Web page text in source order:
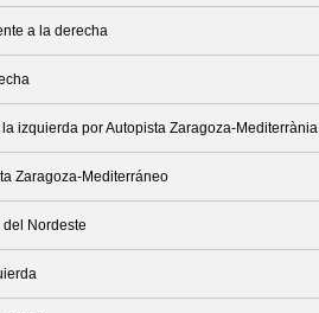
a la derecha
izquierda por Autopista Zaragoza-Mediterrània
Zaragoza-Mediterráneo
Nordeste